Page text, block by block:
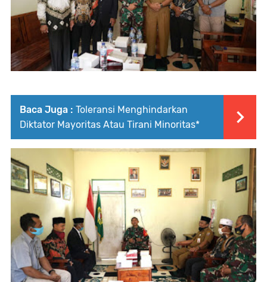
Baca Juga : Toleransi Menghindarkan
Diktator Mayoritas Atau Tirani Minoritas*